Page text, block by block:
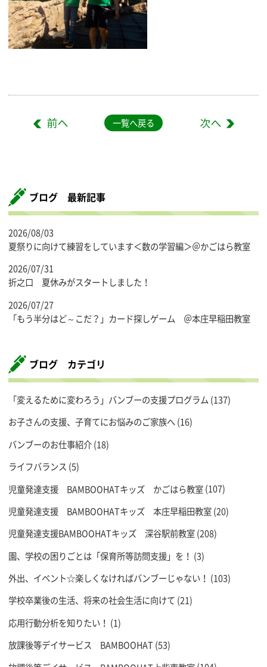
一覧へ戻る
ブログ 最新記事
2026/08/03
夏祭りに向けて練習をしています＜数の学習編＞＠かごはら教室
2026/07/31
折之口 夏休みがスタートしました！
2026/07/27
「もう半分はど～こだ？」カード探しゲーム ＠本庄早稲田教室
ブログ カテゴリ
「変えるために変わろう」バンブーの支援プログラム (137)
お子さんの支援、子育てにお悩みのご家族へ(16)
バンブーのお仕事紹介(18)
ライフバランス (5)
児童発達支援 BAMBOOHATキッズ かごはら教室(107)
児童発達支援 BAMBOOHATキッズ 本庄早稲田教室(20)
児童発達支援BAMBOOHATキッズ 深谷駅前教室(208)
園、学校の困りごとは「保育所等訪問支援」を！ (3)
外出、イベント☆楽しくなければバンブーじゃない！ (103)
学校卒業後の生活、将来の社会生活に向けて (21)
応用行動分析を知りたい！ (1)
放課後等デイサービス BAMBOOHAT(53)